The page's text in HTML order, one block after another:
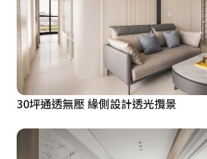
30坪通透無壓 緣側設計透光攬景